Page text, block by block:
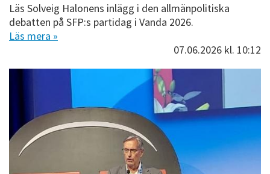
Läs Solveig Halonens inlägg i den allmänpolitiska
debatten på SFP:s partidag i Vanda 2026.
Läs mera »
07.06.2026 kl. 10:12